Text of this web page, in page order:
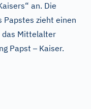
an. Die
Papstes zieht einen
das Mittelalter
Papst–Kaiser.